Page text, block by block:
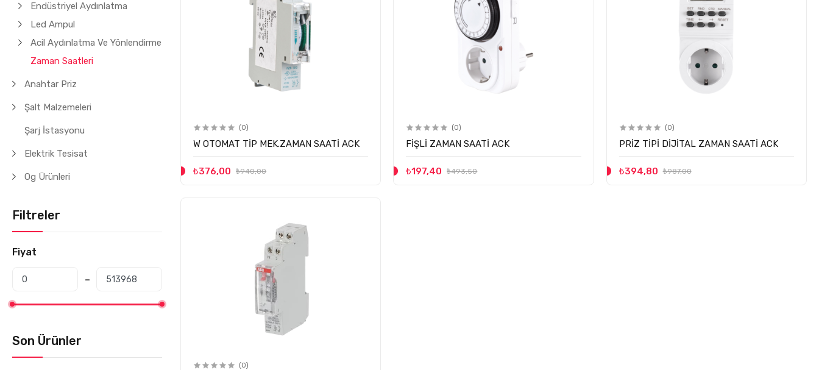
Endüstriyel Aydınlatma
Led Ampul
Acil Aydınlatma Ve Yönlendirme
Zaman Saatleri
Anahtar Priz
Şalt Malzemeleri
Şarj İstasyonu
Elektrik Tesisat
Og Ürünleri
Filtreler
Fiyat
Son Ürünler
(0)
W OTOMAT TİP MEK.ZAMAN SAATİ ACK
₺376,00 ₺940,00
(0)
FİŞLİ ZAMAN SAATİ ACK
₺197,40 ₺493,50
(0)
PRİZ TİPİ DİJİTAL ZAMAN SAATİ ACK
₺394,80 ₺987,00
(0)